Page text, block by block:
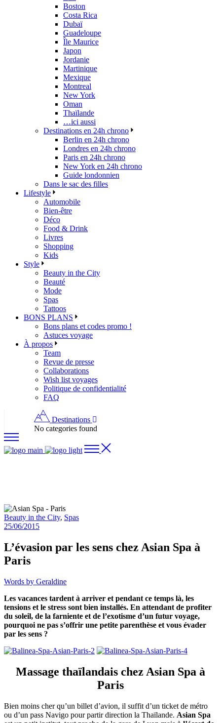
Boston
Costa Rica
Dubaï
Guadeloupe
Île Maurice
Japon
Jordanie
Martinique
Mexique
Montreal
New York
Oman
Thaïlande
…ici aussi
Destinations en 24h chrono
Berlin en 24h chrono
Londres en 24h chrono
Paris en 24h chrono
New York en 24h chrono
Guide londonnien
Dans le sac des filles
Lifestyle
Automobile
Bien-être
Déco
Food & Drink
Livres
Shopping
Kids
Style
Beauty in the City
Beauté
Mode
Spas
Tattoos
BONS PLANS
Bons plans et codes promo !
Astuces voyage
À propos
Team
Revue de presse
Collaborations
Wish list voyages
Politique de confidentialité
FAQ
Destinations
No categories found
Beauty in the City, Spas
25/06/2015
L’évasion par les sens chez Asian Spa à
Paris
Words by Geraldine
Les vacances tardent à arriver et pendant ce temps là, les
tensions et le stress sont bien installés. En attendant de profiter
du soleil, de la farniente et de l’exotisme d’un futur voyage,
pourquoi ne pas s’offrir une petite parenthèse et vous évader
par les sens ?
Massage thaïlandais chez Asian Spa à
Paris
Bien moins cher qu’un billet d’avion, il suffit d’un ticket de métro
ou d’un pass Navigo pour partir direction la Thaïlande. Asian Spa